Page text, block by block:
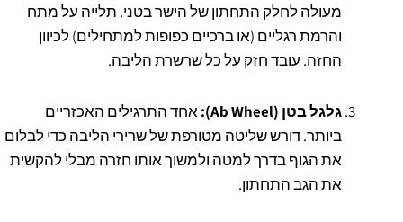
מעולה לחלק התחתון של הישר בטני. תלייה על מתח
והרמת רגליים (או ברכיים כפופות למתחילים) לכיוון
החזה. עובד חזק על כל שרשרת הליבה.
גלגל בטן (Ab Wheel):
אחד התרגילים האכזריים
ביותר. דורש שליטה מטורפת של שרירי הליבה כדי לבלום
את הגוף בדרך למטה ולמשוך אותו חזרה מבלי להקשית
את הגב התחתון.